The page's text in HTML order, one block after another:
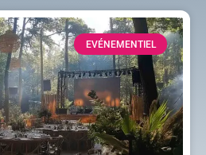
EVÉNEMENTIEL